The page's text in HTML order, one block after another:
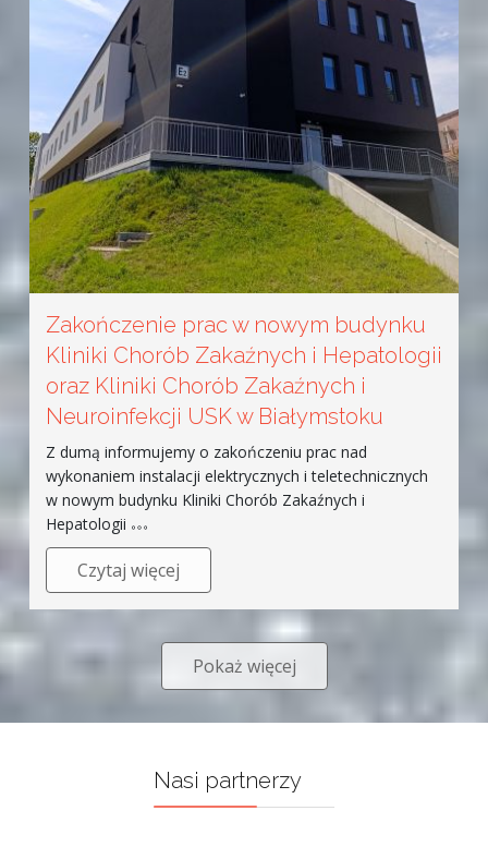
Zakończenie prac w nowym budynku
Kliniki Chorób Zakaźnych i Hepatologii
oraz Kliniki Chorób Zakaźnych i
Neuroinfekcji USK w Białymstoku
Z dumą informujemy o zakończeniu prac nad
wykonaniem instalacji elektrycznych i teletechnicznych
w nowym budynku Kliniki Chorób Zakaźnych i
Hepatologii
Czytaj więcej
Pokaż więcej
Nasi partnerzy